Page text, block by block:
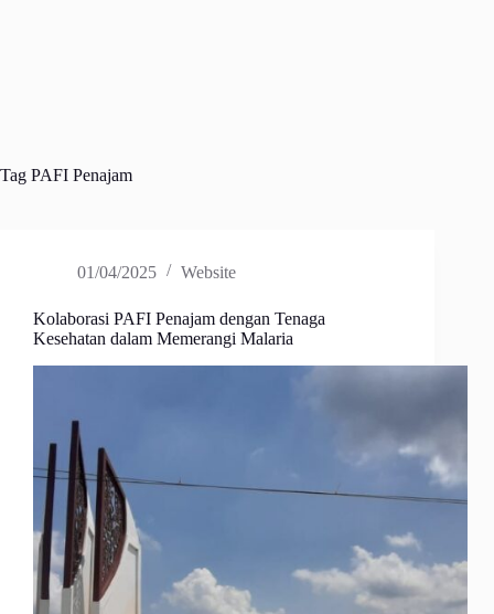
Tag PAFI Penajam
01/04/2025 Website
Kolaborasi PAFI Penajam dengan Tenaga
Kesehatan dalam Memerangi Malaria